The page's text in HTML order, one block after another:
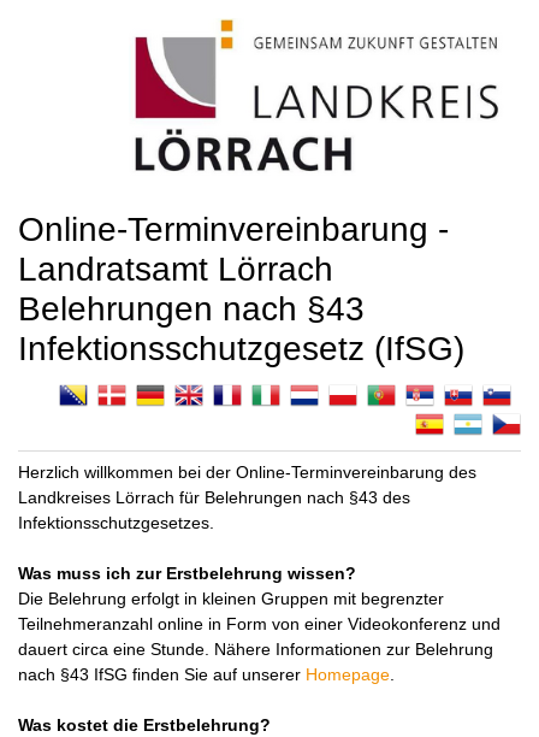
Online-Terminvereinbarung -
Landratsamt Lörrach
Belehrungen nach §43
Infektionsschutzgesetz (IfSG)
Herzlich willkommen bei der Online-Terminvereinbarung des
Landkreises Lörrach für Belehrungen nach §43 des
Infektionsschutzgesetzes.
Was muss ich zur Erstbelehrung wissen?
Die Belehrung erfolgt in kleinen Gruppen mit begrenzter
Teilnehmeranzahl online in Form von einer Videokonferenz und
dauert circa eine Stunde. Nähere Informationen zur Belehrung
nach §43 IfSG finden Sie auf unserer Homepage
Was kostet die Erstbelehrung?